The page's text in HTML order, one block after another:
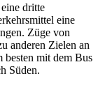
dritte
eine
Züge von
anderen Zielen an
besten mit dem Bus
Süden.